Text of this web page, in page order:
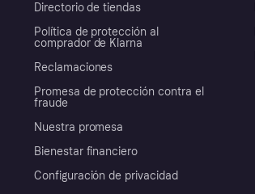
Directorio de tiendas
Política de protección al
comprador de Klarna
Reclamaciones
Promesa de protección contra el
fraude
Nuestra promesa
Bienestar financiero
Configuración de privacidad